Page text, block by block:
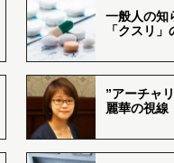
一般人の知
「クスリ
”アーチャ
麗華の視線